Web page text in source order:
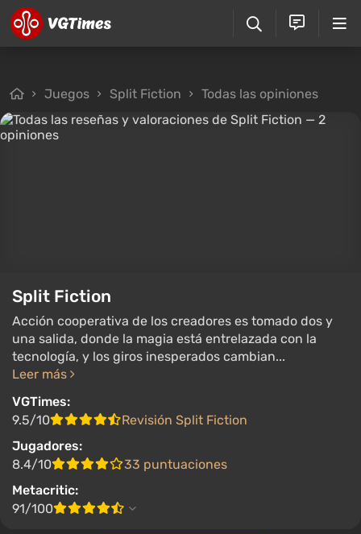
Juegos Split Fiction Todas las opiniones
Split Fiction
Acción cooperativa de los creadores es tomado dos y
una salida, donde la magia está entrelazada con la
tecnología, y los giros inesperados cambian...
Leer más
VGTimes:
9.5/10
Revisión Split Fiction
Jugadores:
8.4/10
33 puntuaciones
Metacritic:
91/100